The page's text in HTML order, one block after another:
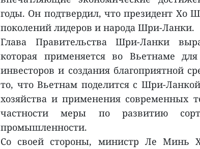
годы. Он подтвердил, что президент Хо
поколений лидеров и народа Шри-Ланки.
Глава Правительства Шри-Ланки
которая применяется во Вьетнаме
инвесторов и создания благоприятной
то, что Вьетнам поделится с Шри-
хозяйства и применения современных
частности меры по развитию
промышленности.
Со своей стороны, министр Ле Минь